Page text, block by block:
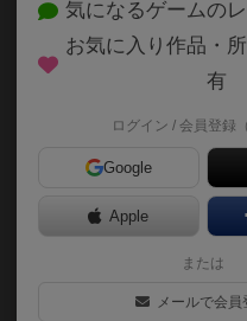
5分前後
リアルタイム・カードゲーム
う。地面に着いたプレイヤー
残るのは誰？
プレイヤーは空中で落下して
ースでプレイヤーの前にカー
後には地面カードが数枚あり
ジェームス・アーネスト（
気になるゲームの
お気に入り作品・
有
ログイン / 会員登録
Google
Apple
または
メールで会員